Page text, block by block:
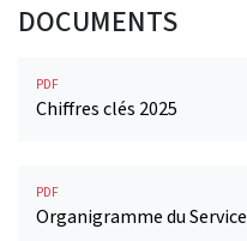
DOCUMENTS
PDF
Chiffres clés 2025
PDF
Organigramme du Service